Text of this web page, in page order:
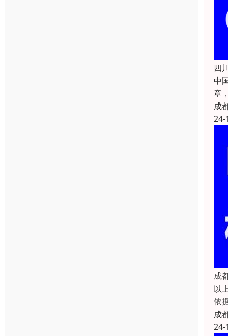
四
中
章
成
24-
成
以
依
成
24-